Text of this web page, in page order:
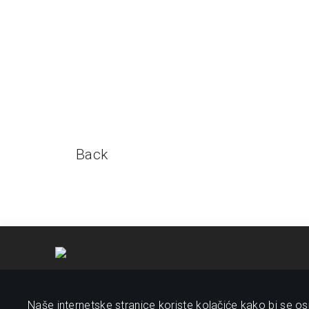
Back
Naše internetske stranice koriste kolačiće kako bi se